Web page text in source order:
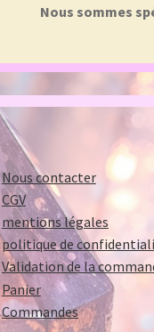
Nous sommes
Nous contacter
CGV
mentions légales
politique de
Validation de la
Panier
Commandes